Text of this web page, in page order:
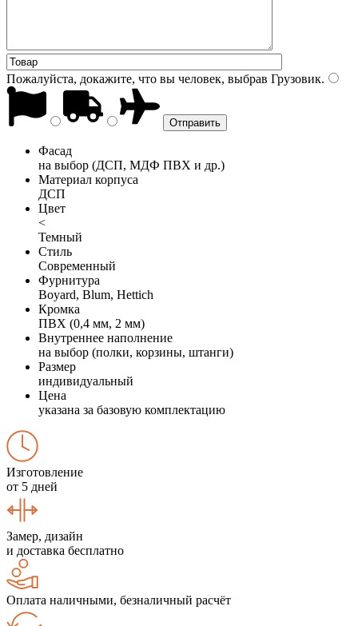
Пожалуйста, докажите, что вы человек, выбрав Грузовик.
Фасад
на выбор (ДСП, МДФ ПВХ и др.)
Материал корпуса
ДСП
Цвет
<
Темный
Стиль
Современный
Фурнитура
Boyard, Blum, Hettich
Кромка
ПВХ (0,4 мм, 2 мм)
Внутреннее наполнение
на выбор (полки, корзины, штанги)
Размер
индивидуальный
Цена
указана за базовую комплектацию
Изготовление
от 5 дней
Замер, дизайн
и доставка бесплатно
Оплата наличными, безналичный расчёт